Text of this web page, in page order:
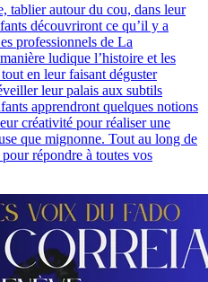
tablier autour du cou, dans leur
découvriront ce qu’il y a
professionnels de La
ludique l’histoire et les
en leur faisant déguster
leur palais aux subtils
apprendront quelques notions
créativité pour réaliser une
que mignonne. Tout au long de
répondre à toutes vos